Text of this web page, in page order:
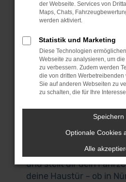
an die Spezialisten für
und eine Reihe anderer
Fahrzeuge aus erster
und du durchweg
Autos erhältst. Wir
Fahrzeuge für den
und ausdrücklich nicht
zuhause bist und nicht
Garching bei München
möchtest, bist du
Unser Lieferdienst
und stellt dir dein
deine Haustür – ob in
der Webseite. Services von
Maps, Chats,
werden aktiviert.
Statistik und Marketing
Diese Technologien
Webseite zu analysieren, um
zu verbessern. Zudem werden
die von dritten
Sie auf anderen Webseiten zu
zu schalten, die für Ihre
Speichern
Optionale Cookies
Alle